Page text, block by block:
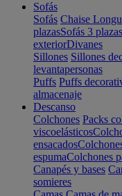
Sofás
Sofás Chaise
plazasSofás 3 plazas
exteriorDivanes
Sillones Sillones
levantapersonas
Puffs Puffs
almacenaje
Descanso
Colchones Packs
viscoelásticos
ensacados
espumaColchones
Canapés y bases
somieres